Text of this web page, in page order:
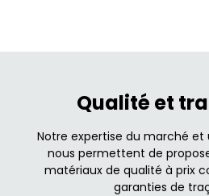
Qualité et
Notre expertise du marché
nous permettent de
matériaux de qualité à prix
garanties de